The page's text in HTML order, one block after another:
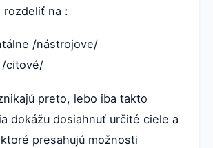
rozdeliť na :
/nástrojove/
citové/
preto, lebo iba takto
dokážu dosiahnuť určité ciele a
presahujú možnosti